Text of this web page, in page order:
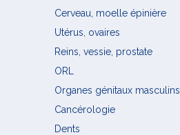
Cerveau, moelle épinière
Utérus, ovaires
Reins, vessie, prostate
ORL
Organes génitaux masculins
Cancérologie
Dents